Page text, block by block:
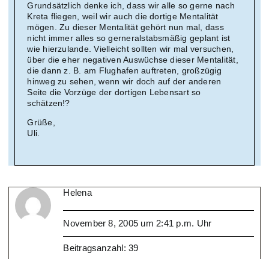
Grundsätzlich denke ich, dass wir alle so gerne nach
Kreta fliegen, weil wir auch die dortige Mentalität
mögen. Zu dieser Mentalität gehört nun mal, dass
nicht immer alles so gerneralstabsmäßig geplant ist
wie hierzulande. Vielleicht sollten wir mal versuchen,
über die eher negativen Auswüchse dieser Mentalität,
die dann z. B. am Flughafen auftreten, großzügig
hinweg zu sehen, wenn wir doch auf der anderen
Seite die Vorzüge der dortigen Lebensart so
schätzen!?
Grüße,
Uli.
Helena
November 8, 2005 um 2:41 p.m. Uhr
Beitragsanzahl: 39